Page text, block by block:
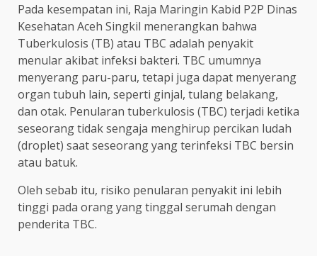
Pada kesempatan ini, Raja Maringin Kabid P2P Dinas
Kesehatan Aceh Singkil menerangkan bahwa
Tuberkulosis (TB) atau TBC adalah penyakit
menular akibat infeksi bakteri. TBC umumnya
menyerang paru-paru, tetapi juga dapat menyerang
organ tubuh lain, seperti ginjal, tulang belakang,
dan otak. Penularan tuberkulosis (TBC) terjadi ketika
seseorang tidak sengaja menghirup percikan ludah
(droplet) saat seseorang yang terinfeksi TBC bersin
atau batuk.
Oleh sebab itu, risiko penularan penyakit ini lebih
tinggi pada orang yang tinggal serumah dengan
penderita TBC.